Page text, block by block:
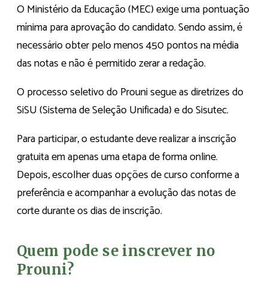
O Ministério da Educação (MEC) exige uma pontuação
mínima para aprovação do candidato. Sendo assim, é
necessário obter pelo menos 450 pontos na média
das notas e não é permitido zerar a redação.
O processo seletivo do Prouni segue as diretrizes do
SiSU (Sistema de Seleção Unificada) e do Sisutec.
Para participar, o estudante deve realizar a inscrição
gratuita em apenas uma etapa de forma online.
Depois, escolher duas opções de curso conforme a
preferência e acompanhar a evolução das notas de
corte durante os dias de inscrição.
Quem pode se inscrever no
Prouni?